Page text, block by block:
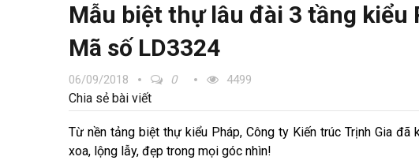
Mẫu biệt thự lâu đài 3 tầng
Mã số LD3324
06/09/2018 0 4499
Chia sẻ bài viết
Từ nền tảng biệt thự kiểu Pháp, Công ty Kiến trúc Trịnh Gia
xoa, lộng lẫy, đẹp trong mọi góc nhìn!